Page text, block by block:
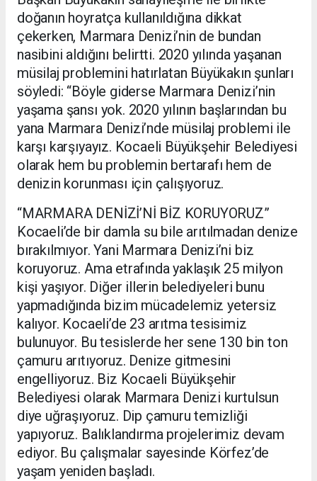
doğanın hoyratça kullanıldığına dikkat
çekerken, Marmara Denizi’nin de bundan
nasibini aldığını belirtti. 2020 yılında yaşanan
müsilaj problemini hatırlatan Büyükakın şunları
söyledi: “Böyle giderse Marmara Denizi’nin
yaşama şansı yok. 2020 yılının başlarından bu
yana Marmara Denizi’nde müsilaj problemi ile
karşı karşıyayız. Kocaeli Büyükşehir Belediyesi
olarak hem bu problemin bertarafı hem de
denizin korunması için çalışıyoruz.
“MARMARA DENİZİ’Nİ BİZ KORUYORUZ”
Kocaeli’de bir damla su bile arıtılmadan denize
bırakılmıyor. Yani Marmara Denizi’ni biz
koruyoruz. Ama etrafında yaklaşık 25 milyon
kişi yaşıyor. Diğer illerin belediyeleri bunu
yapmadığında bizim mücadelemiz yetersiz
kalıyor. Kocaeli’de 23 arıtma tesisimiz
bulunuyor. Bu tesislerde her sene 130 bin ton
çamuru arıtıyoruz. Denize gitmesini
engelliyoruz. Biz Kocaeli Büyükşehir
Belediyesi olarak Marmara Denizi kurtulsun
diye uğraşıyoruz. Dip çamuru temizliği
yapıyoruz. Balıklandırma projelerimiz devam
ediyor. Bu çalışmalar sayesinde Körfez’de
yaşam yeniden başladı.